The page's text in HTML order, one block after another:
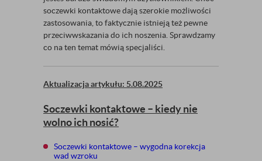
soczewki kontaktowe dają szerokie możliwości
zastosowania, to faktycznie istnieją też pewne
przeciwwskazania do ich noszenia. Sprawdzamy
co na ten temat mówią specjaliści.
Aktualizacja artykułu: 5.08.2025
Soczewki kontaktowe – kiedy nie
wolno ich nosić?
Soczewki kontaktowe – wygodna korekcja
wad wzroku